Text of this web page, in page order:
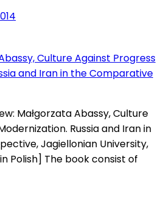
Małgorzata Abassy, Culture
Russia and Iran in
Jagiellonian University,
Polish] The book consist of